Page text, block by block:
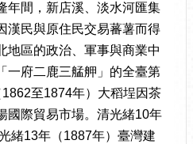
年間，新店溪、淡水河匯集
漢民與原住民交易蕃薯而得
地區的政治、軍事與商業中
一府二鹿三艋舺」的全臺第
至1874年）大稻埕因茶
國際貿易市場。清光緒10年
緒13年（1887年）臺灣建